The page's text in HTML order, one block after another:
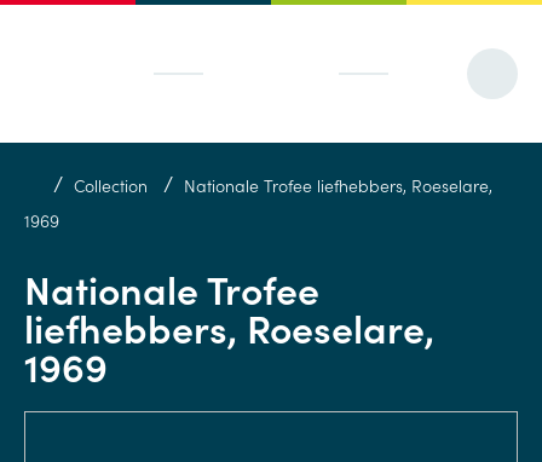
/ Collection / Nationale Trofee liefhebbers, Roeselare,
1969
Nationale Trofee
liefhebbers, Roeselare,
1969